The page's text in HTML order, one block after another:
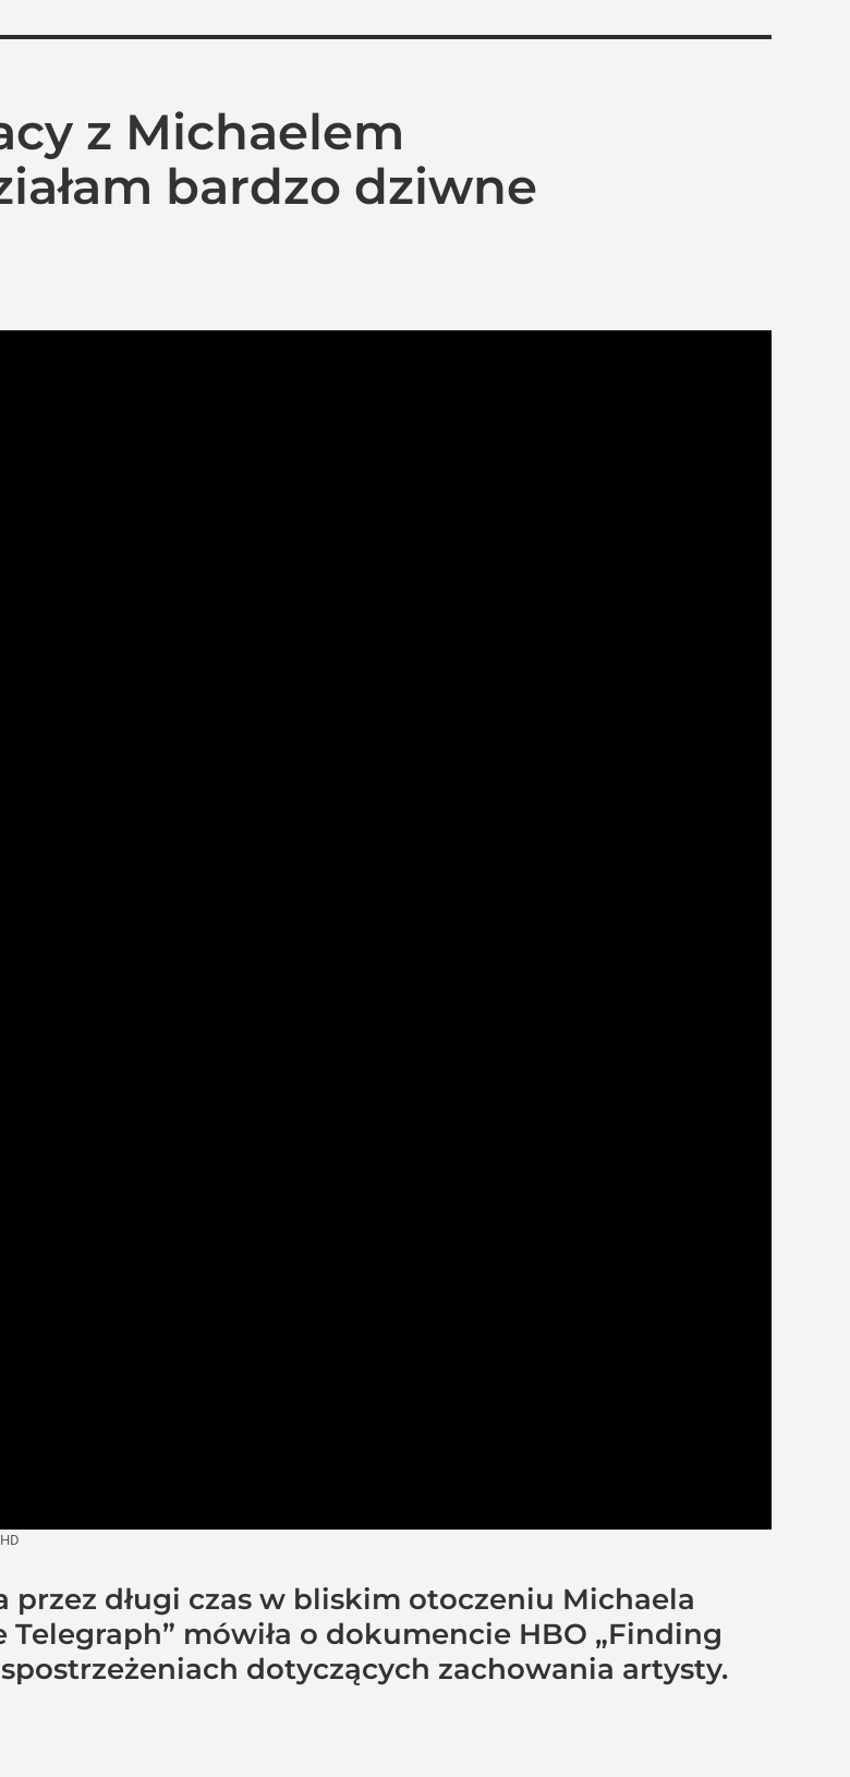
z Michaelem
bardzo dziwne
przez długi czas w bliskim otoczeniu Michaela
Telegraph” mówiła o dokumencie HBO „Finding
dotyczących zachowania artysty.